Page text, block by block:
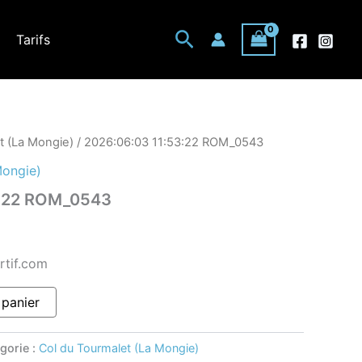
Tarifs Rechercher
(La Mongie) / 2026:06:03 11:53:22 ROM_0543
ROM_0543
: Col du Tourmalet (La Mongie)